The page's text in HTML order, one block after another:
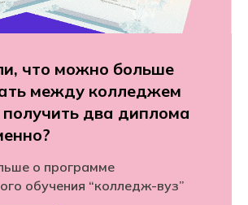
что можно больше
между колледжем
получить два диплома
о программе
обучения “колледж-вуз”